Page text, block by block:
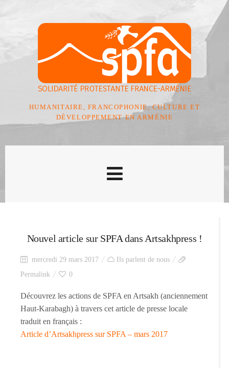
HUMANITAIRE, FRANCOPHONIE, CULTURE ET
DÉVELOPPEMENT EN ARMÉNIE
Nouvel article sur SPFA dans Artsakhpress !
mercredi 29 mars 2017
Ils parlent de nous
Permalink
0
Découvrez les actions de SPFA en Artsakh (anciennement
Haut-Karabagh) à travers cet article de presse locale
traduit en français :
Article d’Artsakhpress sur SPFA – mars 2017